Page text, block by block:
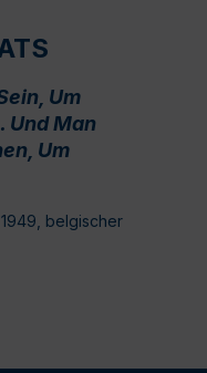
Um
Und Man
Um
belgischer